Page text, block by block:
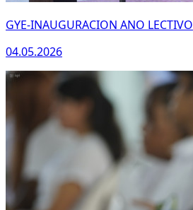
GYE-INAUGURACION ANO LECTIVO
04.05.2026